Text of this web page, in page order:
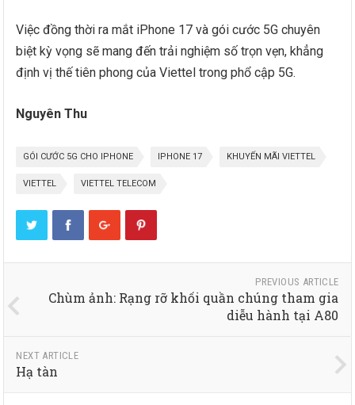
Việc đồng thời ra mắt iPhone 17 và gói cước 5G chuyên
biệt kỳ vọng sẽ mang đến trải nghiệm số trọn vẹn, khẳng
định vị thế tiên phong của Viettel trong phổ cập 5G.
Nguyên Thu
GÓI CƯỚC 5G CHO IPHONE IPHONE 17 KHUYẾN MÃI VIETTEL
VIETTEL VIETTEL TELECOM
PREVIOUS ARTICLE
Chùm ảnh: Rạng rỡ khối quần chúng tham gia
diễu hành tại A80
NEXT ARTICLE
Hạ tàn